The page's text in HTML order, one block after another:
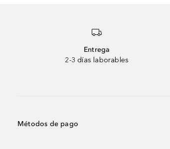
Entrega
2-3 días laborables
Métodos de pago